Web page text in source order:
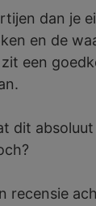
dan je
en de
een
dit
recensie